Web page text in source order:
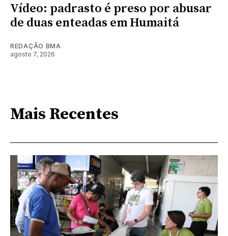
Vídeo: padrasto é preso por abusar
de duas enteadas em Humaitá
REDAÇÃO BMA
agosto 7, 2026
Mais Recentes